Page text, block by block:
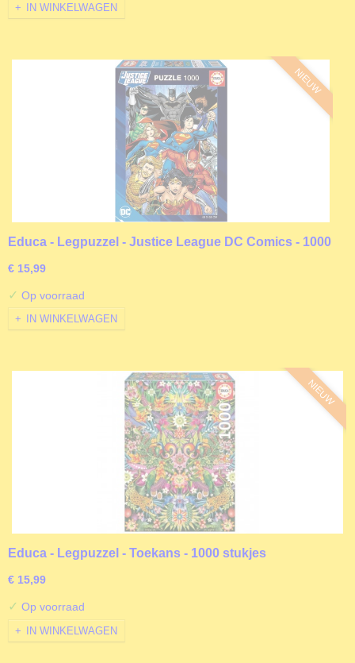
IN WINKELWAGEN
NIEUW
Educa - Legpuzzel - Justice League DC Comics - 1000
€ 15,99
✓ Op voorraad
IN WINKELWAGEN
NIEUW
Educa - Legpuzzel - Toekans - 1000 stukjes
€ 15,99
✓ Op voorraad
IN WINKELWAGEN